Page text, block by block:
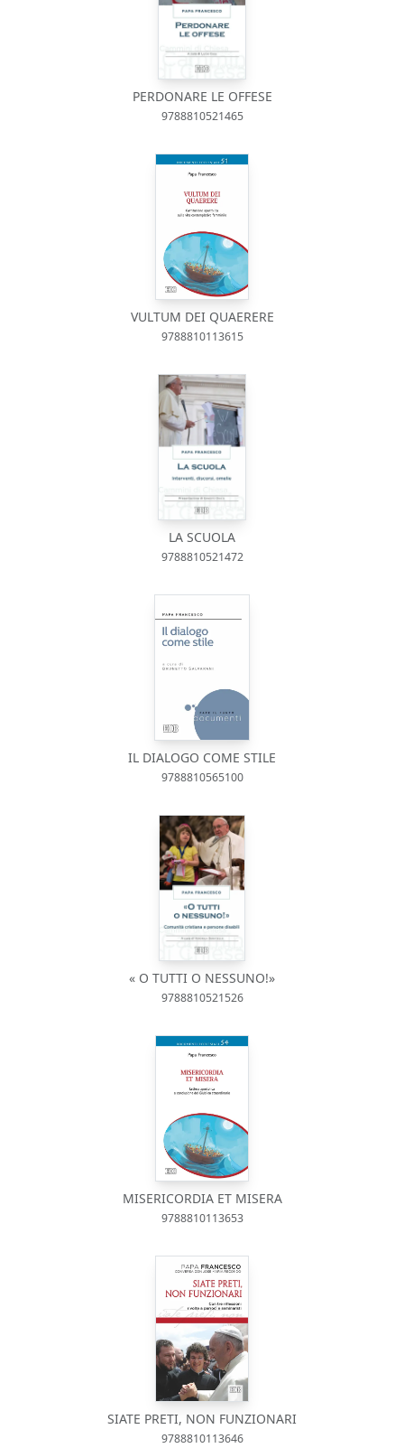
PERDONARE LE OFFESE
9788810521465
VULTUM DEI QUAERERE
9788810113615
LA SCUOLA
9788810521472
IL DIALOGO COME STILE
9788810565100
« O TUTTI O NESSUNO!»
9788810521526
MISERICORDIA ET MISERA
9788810113653
SIATE PRETI, NON FUNZIONARI
9788810113646